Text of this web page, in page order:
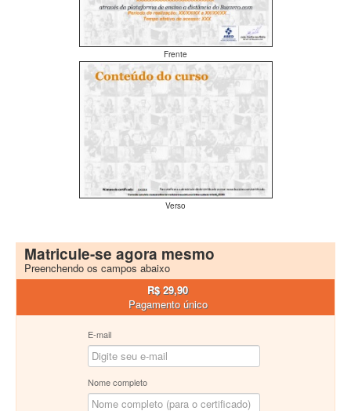
Frente
Verso
Matricule-se agora mesmo
Preenchendo os campos abaixo
R$ 29,90
Pagamento único
E-mail
Nome completo